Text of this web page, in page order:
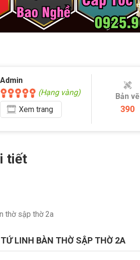
Admin
(Hạng vàng)
Xem trang
Bản vẽ
390
tiết
thờ sập thờ 2a
TỨ LINH BÀN THỜ SẬP THỜ 2A